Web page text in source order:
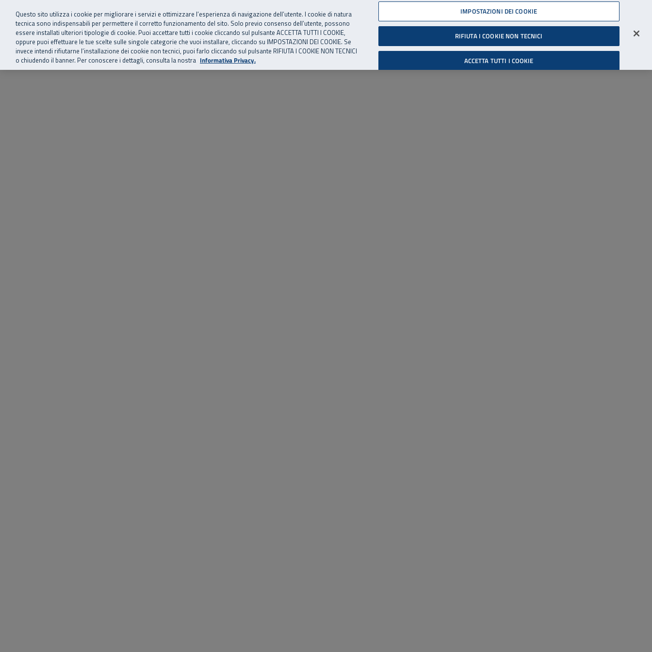
Vai al menu principale
Vai al contenuto principale
Vai al Footer 06 45539607
SuperAbile - il Contact Center Inail per il mondo della disabilità
Home Chi siamo Storie, news ed eventi Risorse utili Supporto Accessibilità
Cerca
Accedi all'area riservata
Questo sito utilizza i cookie per migliorare i servizi e ottimizzare l’esperienza di navigazione dell’utente. I cookie di natura
tecnica sono indispensabili per permettere il corretto funzionamento del sito. Solo previo consenso dell’utente, possono
essere installati ulteriori tipologie di cookie. Puoi accettare tutti i cookie cliccando sul pulsante ACCETTA TUTTI I COOKIE,
oppure puoi effettuare le tue scelte sulle singole categorie che vuoi installare, cliccando su IMPOSTAZIONI DEI COOKIE. Se
invece intendi rifiutarne l’installazione dei cookie non tecnici, puoi farlo cliccando sul pulsante RIFIUTA I COOKIE NON TECNICI
o chiudendo il banner. Per conoscere i dettagli, consulta la nostra Informativa Privacy.
IMPOSTAZIONI DEI COOKIE
RIFIUTA I COOKIE NON TECNICI
ACCETTA TUTTI I COOKIE